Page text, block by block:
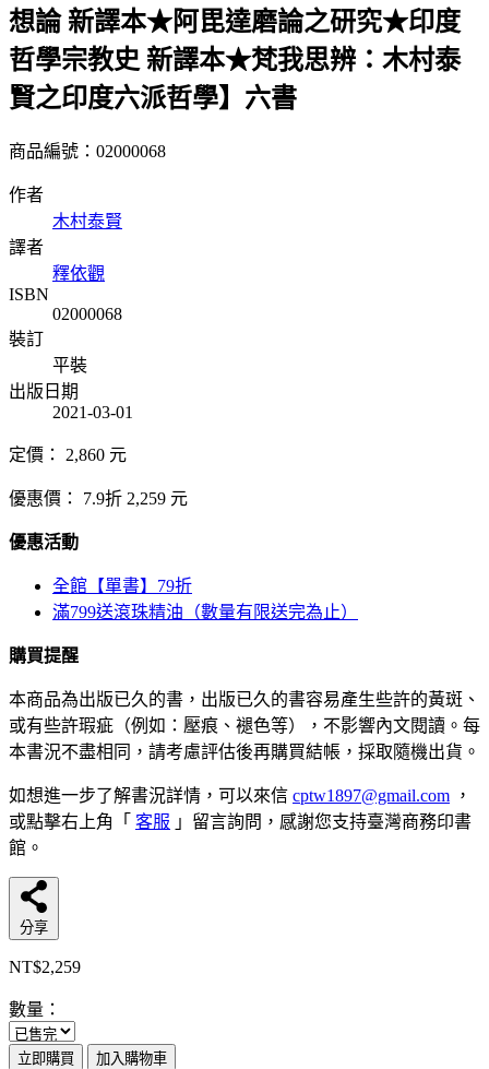
想論 新譯本★阿毘達磨論之研究★印度
哲學宗教史 新譯本★梵我思辨：木村泰
賢之印度六派哲學】六書
商品編號：02000068
作者
木村泰賢
譯者
釋依觀
ISBN
02000068
裝訂
平裝
出版日期
2021-03-01
定價： 2,860 元
優惠價： 7.9折 2,259 元
優惠活動
全館【單書】79折
滿799送滾珠精油（數量有限送完為止）
購買提醒
本商品為出版已久的書，出版已久的書容易產生些許的黃斑、
或有些許瑕疵（例如：壓痕、褪色等），不影響內文閱讀。每
本書況不盡相同，請考慮評估後再購買結帳，採取隨機出貨。
如想進一步了解書況詳情，可以來信 cptw1897@gmail.com ，
或點擊右上角「 客服 」留言詢問，感謝您支持臺灣商務印書
館。
分享
NT$2,259
數量：
立即購買 加入購物車